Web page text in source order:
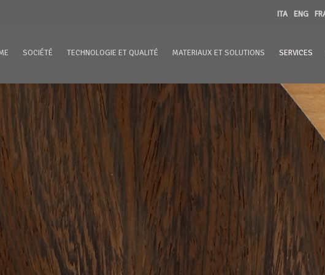
ITA ENG
SOCIÉTÉ TECHNOLOGIE ET QUALITÉ MATERIAUX ET SOLUTIONS SERVICES